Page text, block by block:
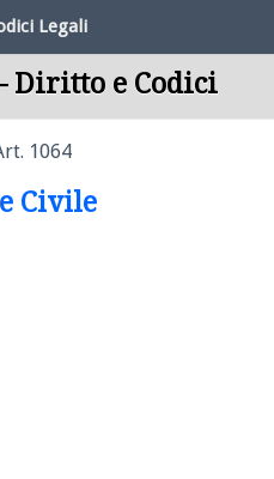
Legali
Diritto e Codici
1064
Civile